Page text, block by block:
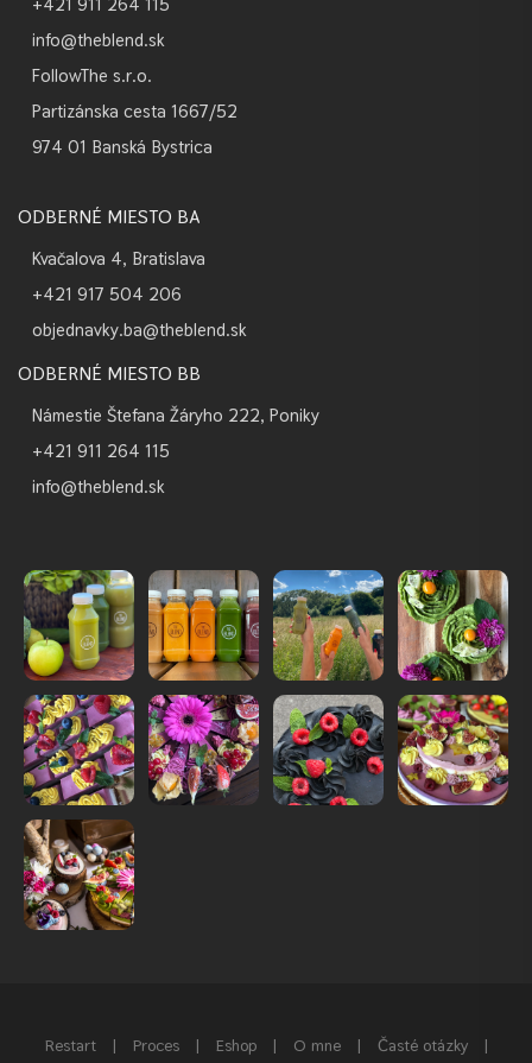
info@theblend.sk
FollowThe s.r.o.
Partizánska cesta 1667/52
974 01 Banská Bystrica
ODBERNÉ MIESTO BA
Kvačalova 4, Bratislava
+421 917 504 206
objednavky.ba@theblend.sk
ODBERNÉ MIESTO BB
Námestie Štefana Žáryho 222, Poniky
+421 911 264 115
info@theblend.sk
Restart | Proces | Eshop | O mne | Časté otázky |